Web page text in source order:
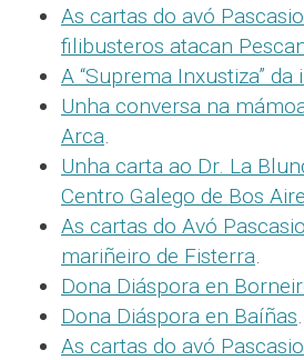
As cartas do avó
filibusteros atacan
A “Suprema Inxustiza” da
Unha conversa na
Arca.
Unha carta ao Dr. La
Centro Galego de Bos
As cartas do Avó
mariñeiro de Fisterra.
Dona Diáspora en
Dona Diáspora en Baíñas.
As cartas do avó